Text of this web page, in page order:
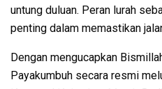
untung duluan. Peran lurah
penting dalam memastikan
Dengan mengucapkan
Payakumbuh secara resmi